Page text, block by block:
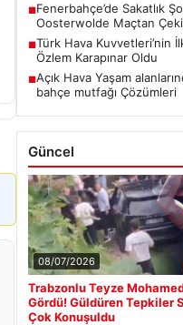
■Fenerbahçe’de Sakatlık
Oosterwolde Maçtan
■Türk Hava Kuvvetleri’nin
Özlem Karapınar Oldu
■Açık Hava Yaşam
bahçe mutfağı Çözümleri
Güncel
08/07/2026
Trabzonlu Teyze Mohamed
Gördü! Güldüren Tepkiler
Çok Konuşuldu